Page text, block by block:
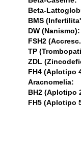
Beta-
BMS
DW (Nanismo):
FSH2
TP
ZDL
FH4 (Aplotipo
Aracnomelia:
BH2 (Aplotipo
FH5 (Aplotipo